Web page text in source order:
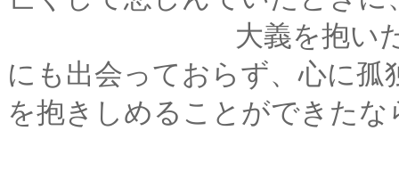
大義を抱いた少年が
にも出会っておらず、心に
を抱きしめることができたな